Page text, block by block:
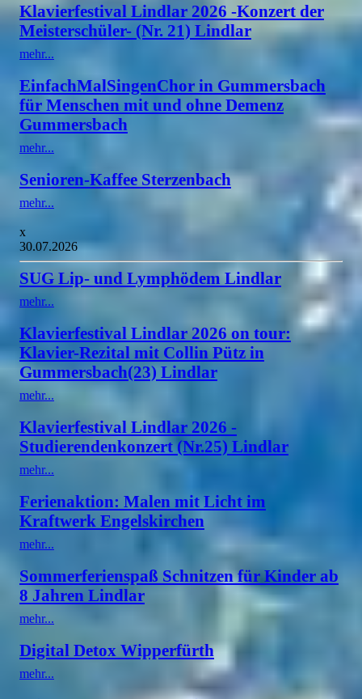
Klavierfestival Lindlar 2026 -Konzert der
Meisterschüler- (Nr. 21) Lindlar
mehr...
EinfachMalSingenChor in Gummersbach
für Menschen mit und ohne Demenz
Gummersbach
mehr...
Senioren-Kaffee Sterzenbach
mehr...
x
30.07.2026
SUG Lip- und Lymphödem Lindlar
mehr...
Klavierfestival Lindlar 2026 on tour:
Klavier-Rezital mit Collin Pütz in
Gummersbach(23) Lindlar
mehr...
Klavierfestival Lindlar 2026 -
Studierendenkonzert (Nr.25) Lindlar
mehr...
Ferienaktion: Malen mit Licht im
Kraftwerk Engelskirchen
mehr...
Sommerferienspaß Schnitzen für Kinder ab
8 Jahren Lindlar
mehr...
Digital Detox Wipperfürth
mehr...